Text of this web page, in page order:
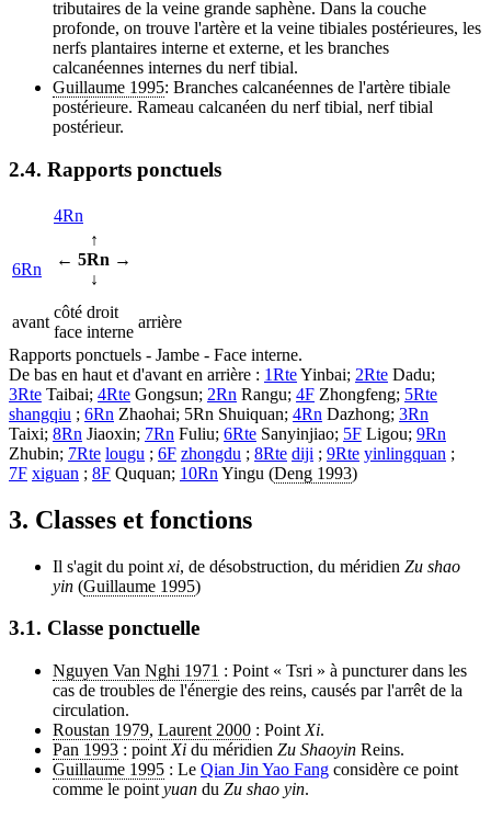
tributaires de la veine grande saphène. Dans la couche
profonde, on trouve l'artère et la veine tibiales postérieures, les
nerfs plantaires interne et externe, et les branches
calcanéennes internes du nerf tibial.
Guillaume 1995: Branches calcanéennes de l'artère tibiale
postérieure. Rameau calcanéen du nerf tibial, nerf tibial
postérieur.
2.4. Rapports ponctuels
4Rn
6Rn
↑
← 5Rn →
↓
avant
côté droit
face interne
arrière
Rapports ponctuels - Jambe - Face interne.
De bas en haut et d'avant en arrière : 1RteYinbai; 2Rte Dadu;
3Rte Taibai; 4Rte Gongsun; 2Rn Rangu; 4F Zhongfeng; 5Rte
shangqiu ; 6Rn Zhaohai; 5Rn Shuiquan; 4Rn Dazhong; 3Rn
Taixi; 8Rn Jiaoxin; 7Rn Fuliu; 6Rte Sanyinjiao; 5F Ligou; 9Rn
Zhubin; 7Rte lougu ; 6F zhongdu ; 8Rte diji ; 9Rte yinlingquan ;
7F xiguan ; 8F Ququan; 10Rn Yingu (Deng 1993)
3. Classes et fonctions
Il s'agit du point xi, de désobstruction, du méridien Zu shao
yin (Guillaume 1995)
3.1. Classe ponctuelle
Nguyen Van Nghi 1971 : Point « Tsri » à puncturer dans les
cas de troubles de l'énergie des reins, causés par l'arrêt de la
circulation.
Roustan 1979, Laurent 2000 : Point Xi.
Pan 1993 : point Xi du méridien Zu Shaoyin Reins.
Guillaume 1995 : Le Qian Jin Yao Fang considère ce point
comme le point yuan du Zu shao yin.